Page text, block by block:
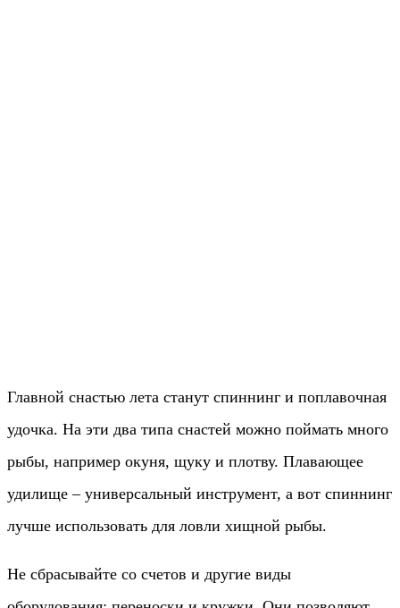
Главной снастью лета станут спиннинг и поплавочная
удочка. На эти два типа снастей можно поймать много
рыбы, например окуня, щуку и плотву. Плавающее
удилище – универсальный инструмент, а вот спиннинг
лучше использовать для ловли хищной рыбы.
Не сбрасывайте со счетов и другие виды